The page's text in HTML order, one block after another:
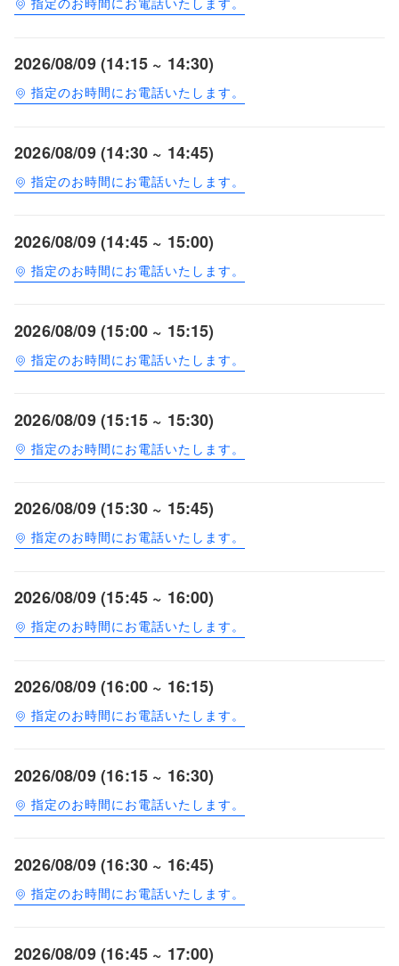
2026/08/09 (14:15 ~ 14:30)
指定のお時間にお電話いたします。
2026/08/09 (14:30 ~ 14:45)
指定のお時間にお電話いたします。
2026/08/09 (14:45 ~ 15:00)
指定のお時間にお電話いたします。
2026/08/09 (15:00 ~ 15:15)
指定のお時間にお電話いたします。
2026/08/09 (15:15 ~ 15:30)
指定のお時間にお電話いたします。
2026/08/09 (15:30 ~ 15:45)
指定のお時間にお電話いたします。
2026/08/09 (15:45 ~ 16:00)
指定のお時間にお電話いたします。
2026/08/09 (16:00 ~ 16:15)
指定のお時間にお電話いたします。
2026/08/09 (16:15 ~ 16:30)
指定のお時間にお電話いたします。
2026/08/09 (16:30 ~ 16:45)
指定のお時間にお電話いたします。
2026/08/09 (16:45 ~ 17:00)